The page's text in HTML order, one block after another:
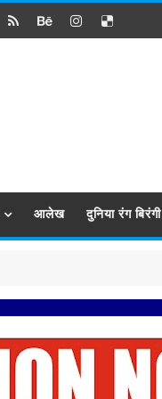
आलेख दुनिया रंग बिरंगी